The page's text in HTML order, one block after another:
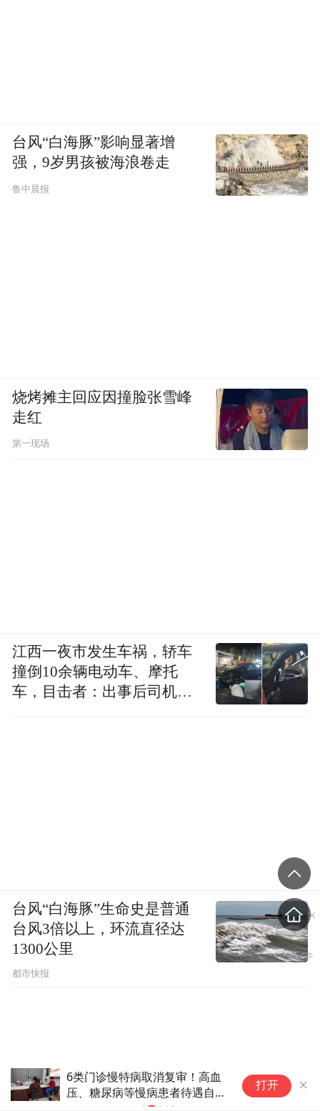
相距仅数米 澳大利亚悉尼机场
两架客机险相撞
打开
台风“白海豚”影响显著增
强，9岁男孩被海浪卷走
鲁中晨报
烧烤摊主回应因撞脸张雪峰
走红
第一现场
江西一夜市发生车祸，轿车
撞倒10余辆电动车、摩托
车，目击者：出事后司机一
台风“白海豚”生命史是普通
台风3倍以上，环流直径达
1300公里
都市快报